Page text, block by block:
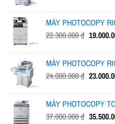
MÁY PHOTOCOPY
22.300.000₫ Giá
MÁY PHOTOCOPY
24.000.000₫ Giá
MÁY PHOTOCOPY
37.000.000₫ Giá